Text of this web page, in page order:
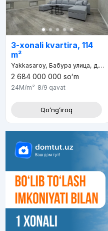
3-xonali kvartira, 114
m²
Yakkasaroy, Бабура улица, д.53, Абдулла Каххар махалля
2 684 000 000 soʻm
24M/m² 8/9 qavat
Qoʻngʻiroq